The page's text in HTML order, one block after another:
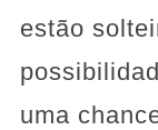
estão
uma